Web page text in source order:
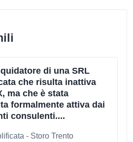
di una SRL
che risulta inattiva
ma che è stata
formalmente attiva dai
consulenti....
- Storo Trento